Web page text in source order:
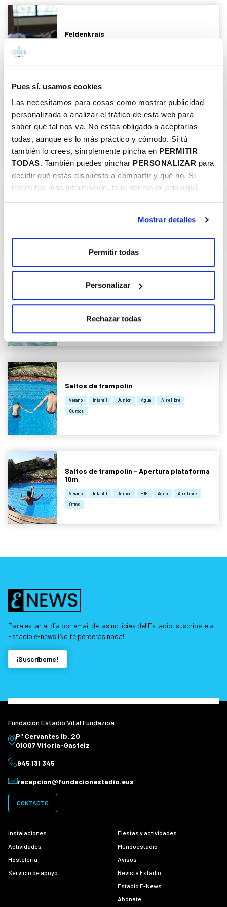
Pues sí, usamos cookies
Las necesitamos para cosas como mostrar publicidad
personalizada o analizar el tráfico de esta web para
saber qué tal nos va. No estás obligado a aceptarlas
todas, aunque es lo más práctico y cómodo. Sí tú
también lo crees, simplemente pincha en PERMITIR
TODAS. También puedes pinchar PERSONALIZAR para
decidir qué estás dispuesto a compartir y qué no. Si
necesitas más información, te la hemos dejado aquí.
Mostrar detalles
Permitir todas
Personalizar
Rechazar todas
Feldenkrais
Juegos en el Agua
Temporada Infantil Inclusivas Agua Otros
+18 Silver +60
Inclusivas
Saltos de trampolín
Verano Infantil Junior Agua
Aire libre
Cursos
Saltos de trampolín - Apertura plataforma
10m
Verano Infantil Junior +16 Agua
Aire libre
Otros
Para estar al día por email de las noticias del Estadio, suscríbete a
Estadio e-news ¡No te perderás nada!
¡Suscríbeme!
Fundación Estadio Vital Fundazioa
Pº Cervantes Ib. 20
01007 Vitoria-Gasteiz
945 131 345
recepcion@fundacionestadio.eus
CONTACTO
Instalaciones
Actividades
Hostelería
Servicio de apoyo
Fiestas y actividades
Mundoestadio
Avisos
Revista Estadio
Estadio E-News
Abónate